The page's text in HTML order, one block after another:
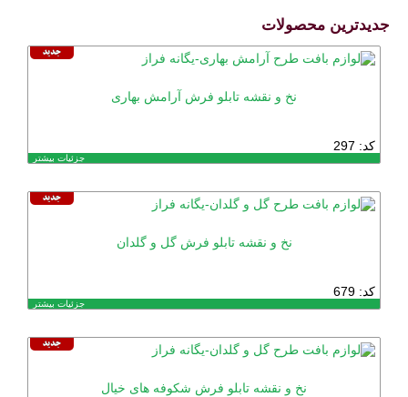
جدیدترین محصولات
نخ و نقشه تابلو فرش آرامش بهاری
کد: 297
جزئیات بیشتر
نخ و نقشه تابلو فرش گل و گلدان
کد: 679
جزئیات بیشتر
نخ و نقشه تابلو فرش شکوفه های خیال